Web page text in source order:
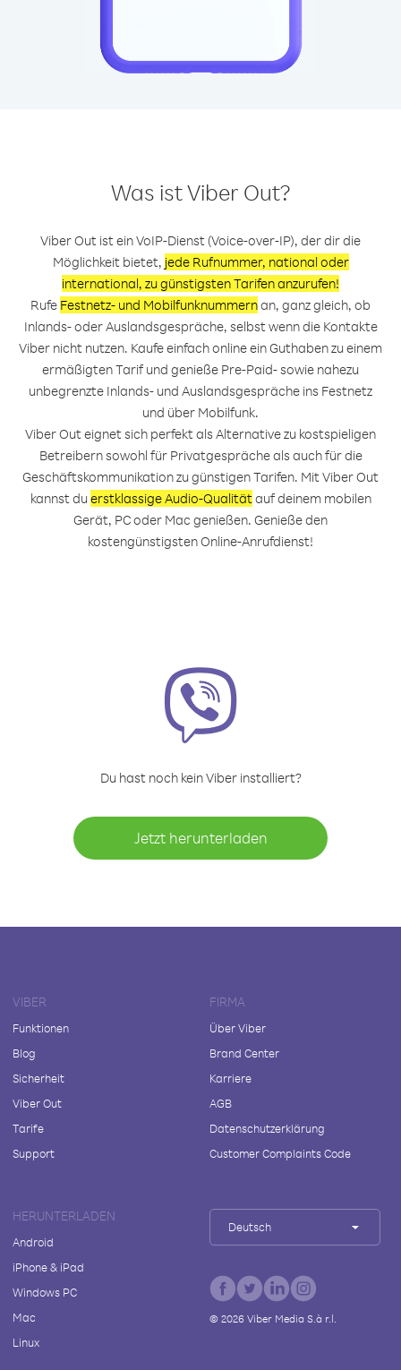
Was ist Viber Out?
Viber Out ist ein VoIP-Dienst (Voice-over-IP), der dir die
Möglichkeit bietet, jede Rufnummer, national oder
international, zu günstigsten Tarifen anzurufen!
Rufe Festnetz- und Mobilfunknummernan, ganz gleich, ob
Inlands- oder Auslandsgespräche, selbst wenn die Kontakte
Viber nicht nutzen. Kaufe einfach online ein Guthaben zu einem
ermäßigten Tarif und genieße Pre-Paid- sowie nahezu
unbegrenzte Inlands- und Auslandsgespräche ins Festnetz
und über Mobilfunk.
Viber Out eignet sich perfekt als Alternative zu kostspieligen
Betreibern sowohl für Privatgespräche als auch für die
Geschäftskommunikation zu günstigen Tarifen. Mit Viber Out
kannst du erstklassige Audio-Qualitätauf deinem mobilen
Gerät, PC oder Mac genießen. Genieße den
kostengünstigsten Online-Anrufdienst!
Du hast noch kein Viber installiert?
Jetzt herunterladen
VIBER
Funktionen
Blog
Sicherheit
Viber Out
Tarife
Support
FIRMA
Über Viber
Brand Center
Karriere
AGB
Datenschutzerklärung
Customer Complaints Code
HERUNTERLADEN
Android
iPhone & iPad
Windows PC
Mac
Linux
Deutsch
© 2026Viber Media S.à r.l.